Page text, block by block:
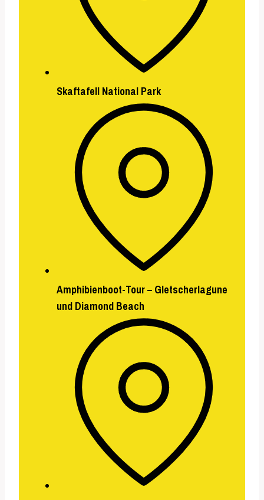
Skaftafell National Park
Amphibienboot-Tour – Gletscherlagune
und Diamond Beach